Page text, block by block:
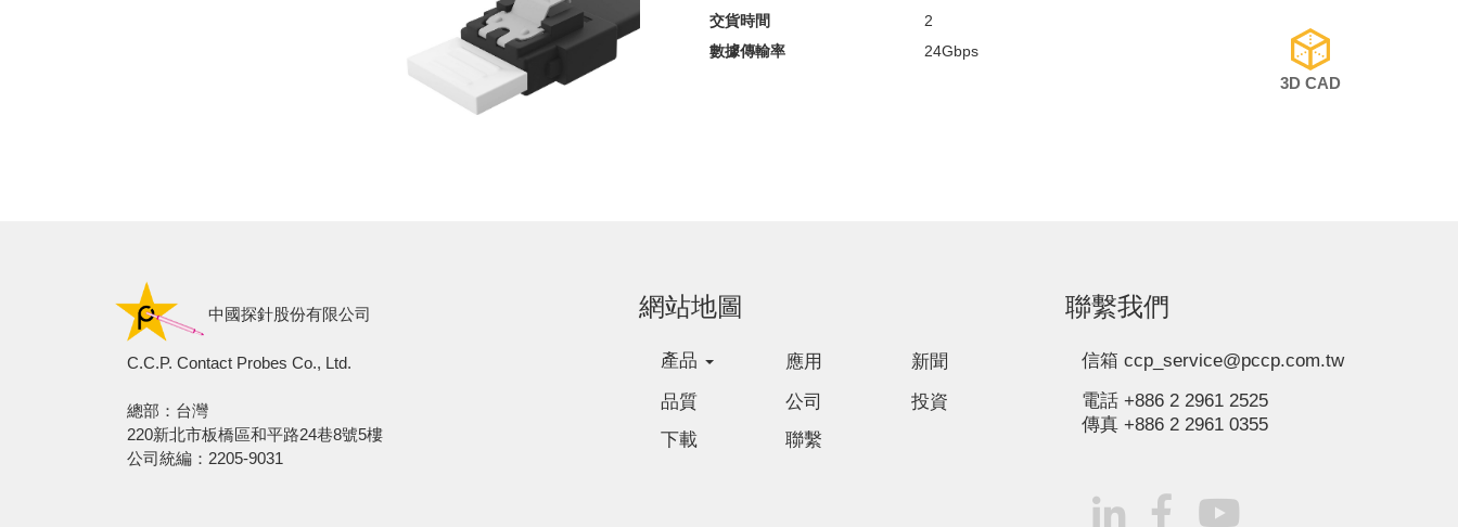
交貨時間
2
數據傳輸率
24Gbps
3D CAD
中國探針股份有限公司
C.C.P. Contact Probes Co., Ltd.
總部：台灣
220新北市板橋區和平路24巷8號5樓
公司統編：2205-9031
網站地圖
產品 應用
新聞
品質
公司
投資
下載
聯繫
聯繫我們
信箱 ccp_service@pccp.com.tw
電話 +886 2 2961 2525
傳真 +886 2 2961 0355